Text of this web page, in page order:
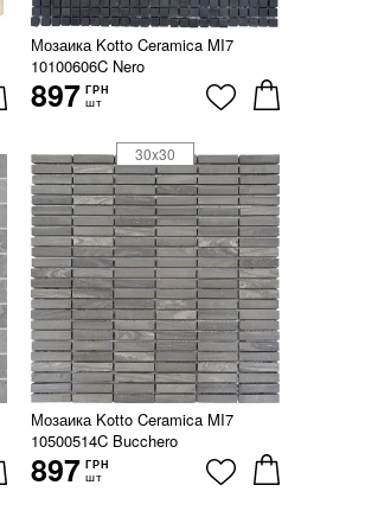
Мозаика Kotto Ceramica MI7
10100606C Nero
897 ГРН
шт
Мозаика Kotto Ceramica MI7
10500514C Bucchero
897 ГРН
шт
30x30